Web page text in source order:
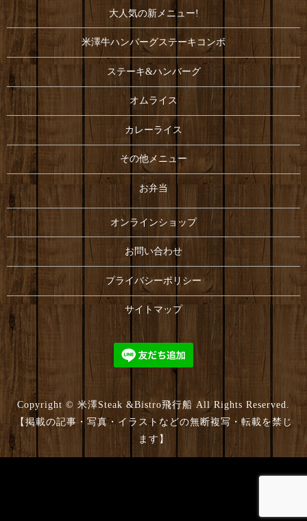
大人気の新メニュー!
米澤牛ハンバーグステーキコンボ
ステーキ&ハンバーグ
オムライス
カレーライス
その他メニュー
お弁当
オンラインショップ
お問い合わせ
プライバシーポリシー
サイトマップ
Copyright © 米澤Steak &Bistro飛行船 All Rights Reserved.
【掲載の記事・写真・イラストなどの無断複写・転載を禁じ
ます】